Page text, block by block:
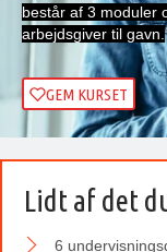
består af 3 moduler
arbejdsgiver til gavn.
GEM KURSET
Lidt af det
6